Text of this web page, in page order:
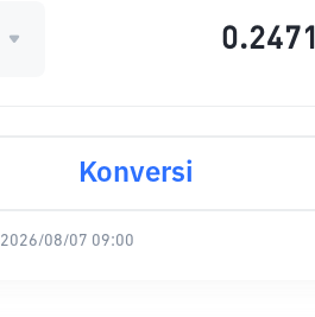
Konversi
2026/08/07 09:00